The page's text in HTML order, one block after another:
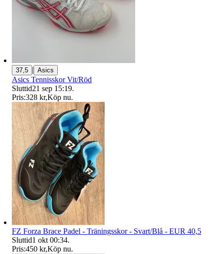
37,5 | Asics
Asics Tennisskor Vit/Röd
Sluttid21 sep 15:19.
Pris:328 kr,Köp nu.
FZ Forza Brace Padel - Träningsskor - Svart/Blå - EUR 40,5
Sluttid1 okt 00:34.
Pris:450 kr,Köp nu.